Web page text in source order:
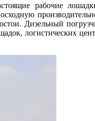
рабочие
Дизельный
логистических